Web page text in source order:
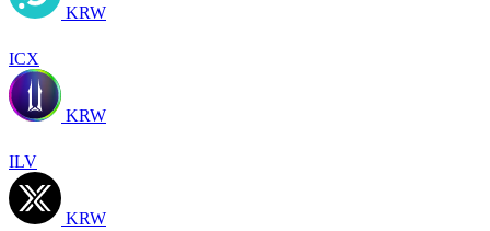
KRW
ICX
KRW
ILV
KRW